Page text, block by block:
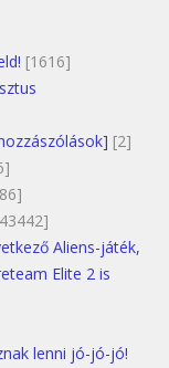
[1616]
[2]
Aliens-játék,
Elite 2 is
lenni jó-jó-jó!